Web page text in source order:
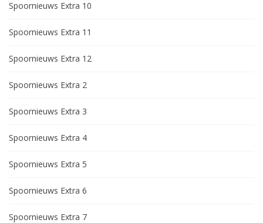
Spoornieuws Extra 10
Spoornieuws Extra 11
Spoornieuws Extra 12
Spoornieuws Extra 2
Spoornieuws Extra 3
Spoornieuws Extra 4
Spoornieuws Extra 5
Spoornieuws Extra 6
Spoornieuws Extra 7